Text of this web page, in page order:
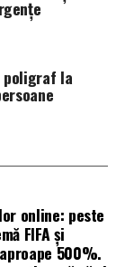
să își
moment,
apărare”,
Officer
până la
în principal
poligraf la
online: peste
FIFA și
500%.